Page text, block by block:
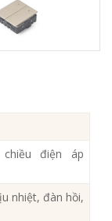
điện áp
nhiệt, đàn hồi,